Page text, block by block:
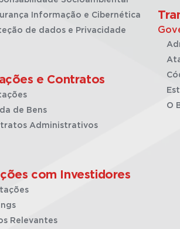
Informação e Cibernética
de dados e Privacidade
e Contratos
de Bens
Administrativos
com Investidores
Relevantes
O